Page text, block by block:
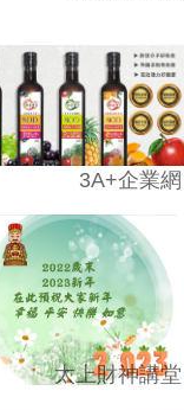
3A+企業網
太上財神講堂